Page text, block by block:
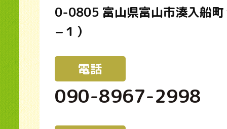
0-0805 富山県富山市湊入船町
−１）
電話
090-8967-2998